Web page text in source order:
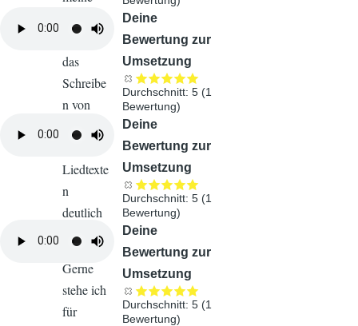
Deine
Bewertung zur
Umsetzung
Durchschnitt:5 (1
Bewertung)
Deine
Bewertung zur
Umsetzung
Durchschnitt:5 (1
Bewertung)
Deine
Bewertung zur
Umsetzung
Durchschnitt:5 (1
Bewertung)
ung für
das
Schreibe
n von
christlich
Liedtexte
n
deutlich
machen.
Gerne
stehe ich
für